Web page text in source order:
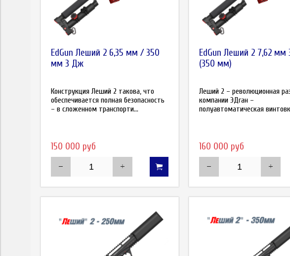
EdGun Леший 2 6,35 мм / 350
мм 3 Дж
Конструкция Леший 2 такова, что
обеспечивается полная безопасность
– в сложенном транспорти...
150 000 руб
EdGun Леший 2 7,62 мм
(350 мм)
Леший 2 – революционная
компании ЭДган –
полуавтоматическая
160 000 руб